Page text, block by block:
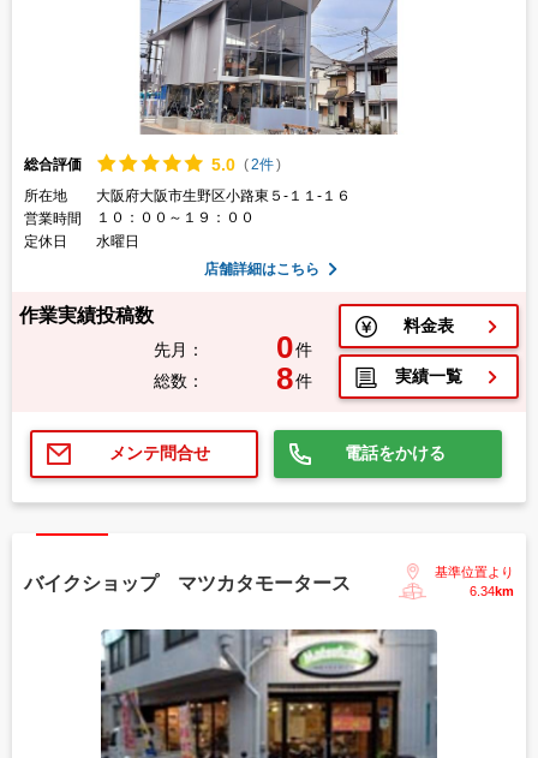
総合評価 5.0 (2件)
所在地
大阪府大阪市生野区小路東５-１１-１６
営業時間
１０：００～１９：００
定休日
水曜日
店舗詳細はこちら
作業実績投稿数
先月： 0件
総数：
8件
料金表
実績一覧
メンテ問合せ 電話をかける
バイクショップ マツカタモータース
基準位置より
6.34km